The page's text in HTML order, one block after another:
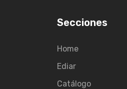
Secciones
Home
Ediar
Catálogo